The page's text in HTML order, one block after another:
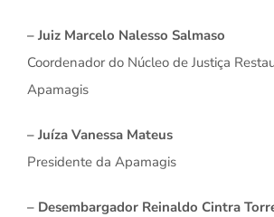
– Juiz Marcelo Nalesso Salmaso
Coordenador do Núcleo de Justiça
Apamagis
– Juíza Vanessa Mateus
Presidente da Apamagis
– Desembargador Reinaldo Cintra